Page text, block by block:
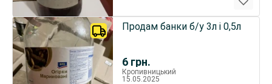
6 грн.
Продам банки б/у 3л і 0,5л
Кропивницький
15.05.2025